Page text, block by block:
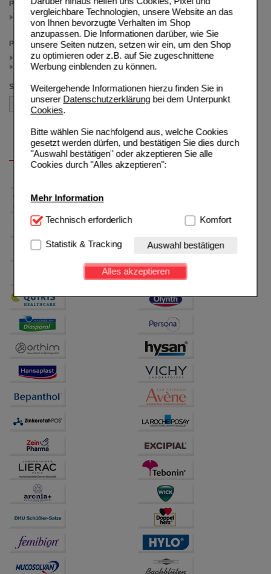
vergleichbare Technologien, unsere Website an das
von Ihnen bevorzugte Verhalten im Shop
anzupassen. Die Informationen darüber, wie Sie
unsere Seiten nutzen, setzen wir ein, um den Shop
zu optimieren oder z.B. auf Sie zugeschnittene
Werbung einblenden zu können.
Weitergehende Informationen hierzu finden Sie in
unserer Datenschutzerklärungbei dem Unterpunkt
Cookies.
Bitte wählen Sie nachfolgend aus, welche Cookies
gesetzt werden dürfen, und bestätigen Sie dies durch
"Auswahl bestätigen" oder akzeptieren Sie alle
Cookies durch "Alles akzeptieren":
Mehr Information
Technisch Notwendig:Hierbei handelt es sich um
Website notwendig sind (z.B. Navigation, Warenkorb,
Kundenkonto), weshalb auf diese nicht verzichtet
werden kann.
Einkaufserlebnis noch ansprechender zu gestalten,
beispielsweise für die Wiedererkennung des
Besuchers oder unsere Seite an bevorzugte
Verhaltensweisen (z.B. Spracheinstellung)
anzupassen. Komfort-Cookies ermöglichen es uns
auch auf Ihre Bedürfnisse zugeschrittene Inhalte
betreiben.
Statistik & Tracking:
Hierüber lassen sich
Informationen über die Art und Weise der Nutzung
unserer Website sammeln, mit deren Hilfe wir unsere
Website weiter für Sie optimieren können, den Inhalt
auf unserer Website aber auch die Werbung auf
Drittseiten möglichst relevant für Sie zu gestalten.
Bitte beachten Sie, dass Daten hierfür teilweise an
Dritte wie z.B. Google oder soziale Medien
Technisch erforderlich Komfort
Statistik & Tracking Auswahl bestätigen
Alles akzeptieren
Packungsgröße
80 St
(auswahl entfernen)
Preis
< 24.00 (1)
>= 24.00 (1)
Sortieren nach